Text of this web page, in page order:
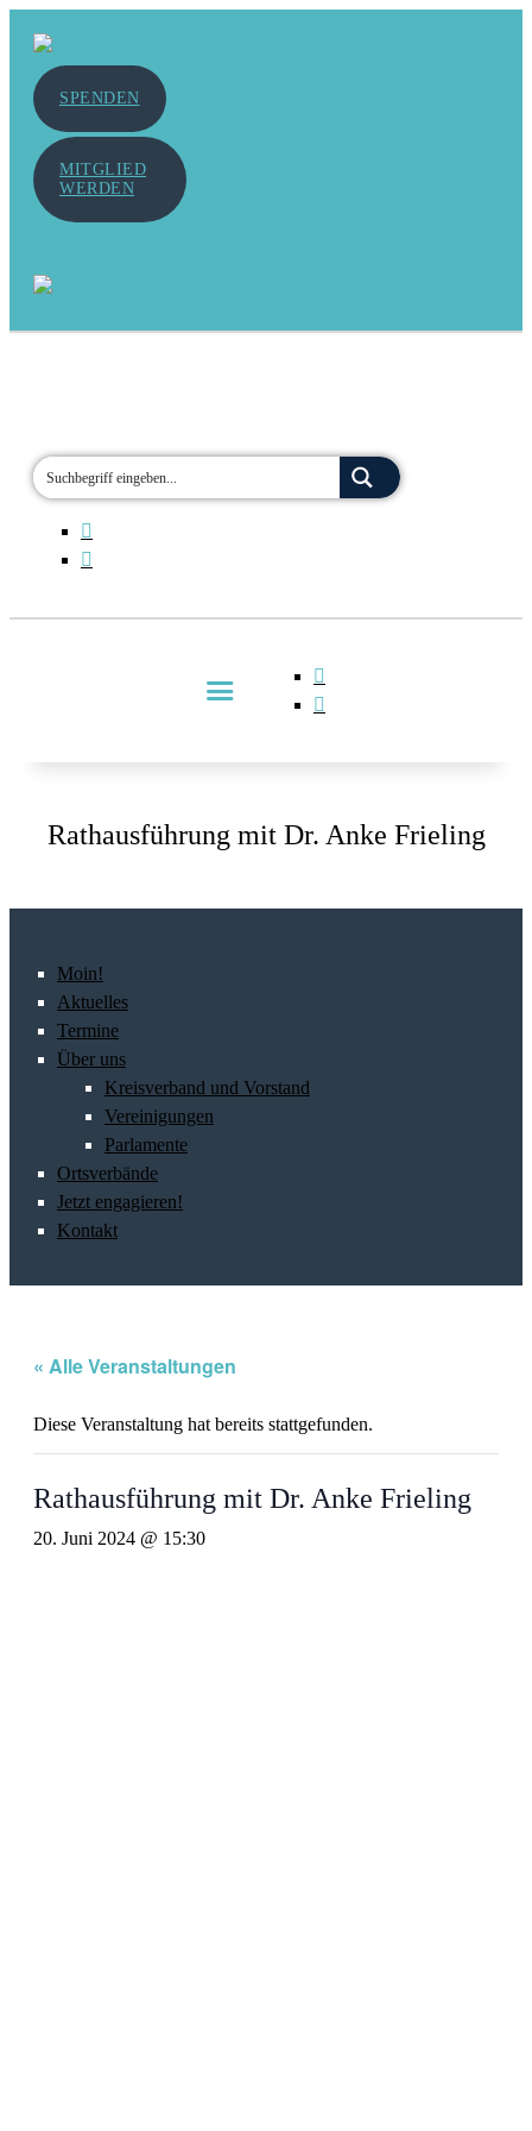
SPENDEN
MITGLIED
WERDEN
Rathausführung mit Dr. Anke Frieling
Moin!
Aktuelles
Termine
Über uns
Kreisverband und Vorstand
Vereinigungen
Parlamente
Ortsverbände
Jetzt engagieren!
Kontakt
« Alle Veranstaltungen
Diese Veranstaltung hat bereits stattgefunden.
Rathausführung mit Dr. Anke Frieling
20. Juni 2024 @ 15:30